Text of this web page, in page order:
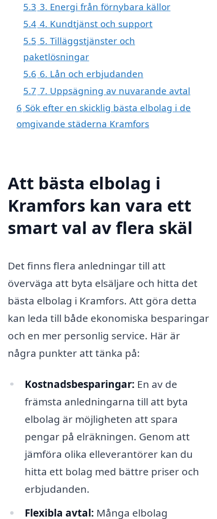
5.3 3. Energi från förnybara källor
5.4 4. Kundtjänst och support
5.5 5. Tilläggstjänster och
paketlösningar
5.6 6. Lån och erbjudanden
5.7 7. Uppsägning av nuvarande avtal
6 Sök efter en skicklig bästa elbolag i de
omgivande städerna Kramfors
Att bästa elbolag i
Kramfors kan vara ett
smart val av flera skäl
Det finns flera anledningar till att
överväga att byta elsäljare och hitta det
bästa elbolag i Kramfors. Att göra detta
kan leda till både ekonomiska besparingar
och en mer personlig service. Här är
några punkter att tänka på:
Kostnadsbesparingar: En av de
främsta anledningarna till att byta
elbolag är möjligheten att spara
pengar på elräkningen. Genom att
jämföra olika elleverantörer kan du
hitta ett bolag med bättre priser och
erbjudanden.
Flexibla avtal: Många elbolag